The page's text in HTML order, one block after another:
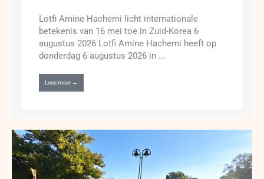
Lotfi Amine Hachemi licht internationale
betekenis van 16 mei toe in Zuid-Korea 6
augustus 2026 Lotfi Amine Hachemi heeft op
donderdag 6 augustus 2026 in ...
Lees meer →